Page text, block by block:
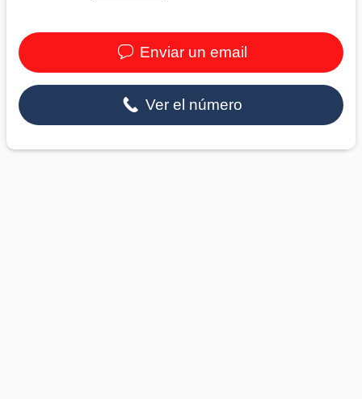
Enviar un email
Ver el número